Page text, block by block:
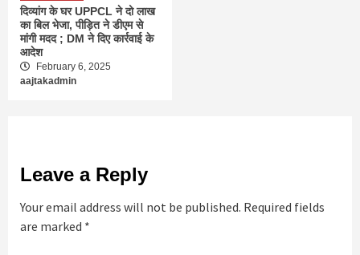
दिव्यांग के घर UPPCL ने दो लाख
का बिल भेजा, पीड़ित ने डीएम से
मांगी मदद ; DM ने दिए कार्रवाई के
आदेश
February 6, 2025
aajtakadmin
Leave a Reply
Your email address will not be published. Required fields
are marked *